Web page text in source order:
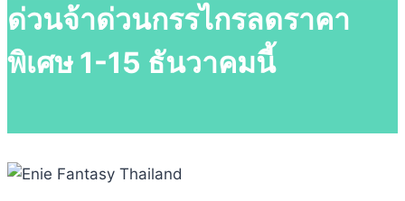
ด่วนจ้าด่วนกรรไกรลดราคา
พิเศษ 1-15 ธันวาคมนี้